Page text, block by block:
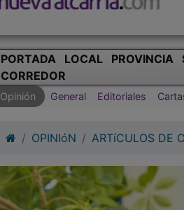
PORTADA LOCAL PROVINCIA
CORREDOR
Opinión General Editoriales
OPINIóN ARTíCULOS DE